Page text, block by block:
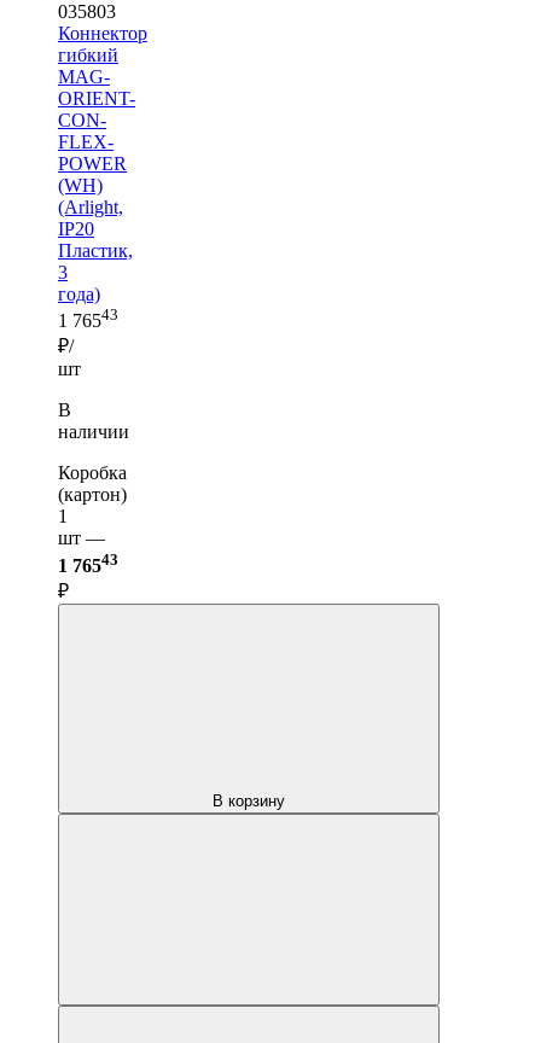
035803
Коннектор
гибкий
MAG-
ORIENT-
CON-
FLEX-
POWER
(WH)
(Arlight,
IP20
Пластик,
3
года)
1 76543
₽/
шт
В
наличии
Коробка
(картон)
1
шт —
1 76543
₽
В корзину